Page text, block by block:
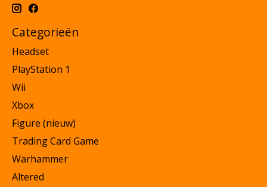
Categorieën
Headset
PlayStation 1
Wii
Xbox
Figure (nieuw)
Trading Card Game
Warhammer
Altered